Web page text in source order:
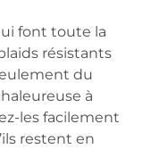
font toute la
résistants
du
à
les facilement
restent en